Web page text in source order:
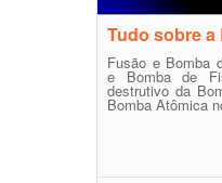
Tudo sobre
Fusão e Bomba
e Bomba de
destrutivo da
Bomba Atômica